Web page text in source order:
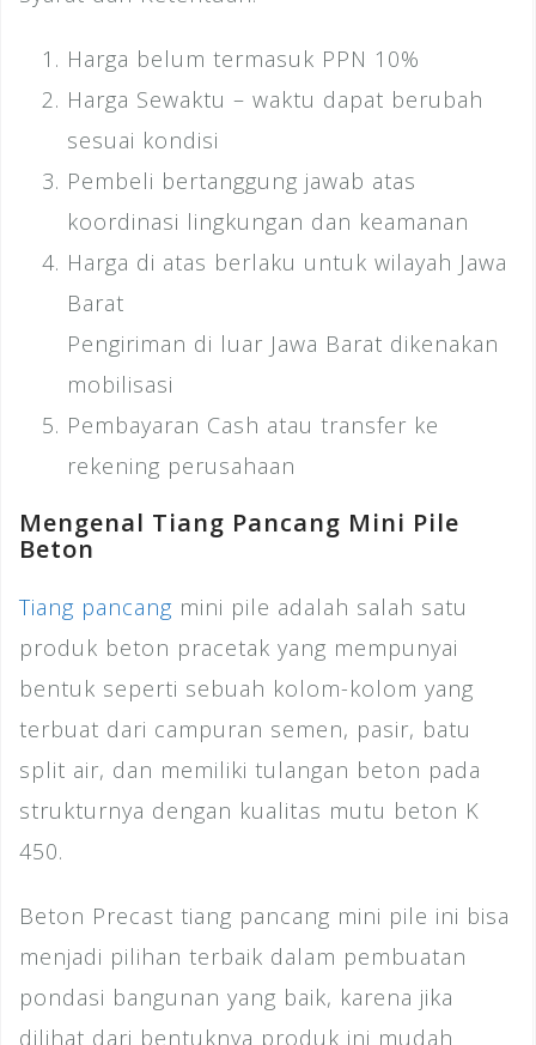
Harga belum termasuk PPN 10%
Harga Sewaktu – waktu dapat berubah
sesuai kondisi
Pembeli bertanggung jawab atas
koordinasi lingkungan dan keamanan
Harga di atas berlaku untuk wilayah Jawa
Barat
Pengiriman di luar Jawa Barat dikenakan
mobilisasi
Pembayaran Cash atau transfer ke
rekening perusahaan
Mengenal Tiang Pancang Mini Pile
Beton
Tiang pancang mini pile adalah salah satu
produk beton pracetak yang mempunyai
bentuk seperti sebuah kolom-kolom yang
terbuat dari campuran semen, pasir, batu
split air, dan memiliki tulangan beton pada
strukturnya dengan kualitas mutu beton K
450.
Beton Precast tiang pancang mini pile ini bisa
menjadi pilihan terbaik dalam pembuatan
pondasi bangunan yang baik, karena jika
dilihat dari bentuknya produk ini mudah